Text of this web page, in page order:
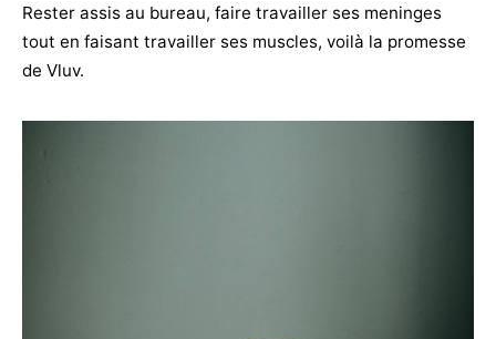
Rester assis au bureau, faire travailler ses meninges
tout en faisant travailler ses muscles, voilà la promesse
de Vluv.